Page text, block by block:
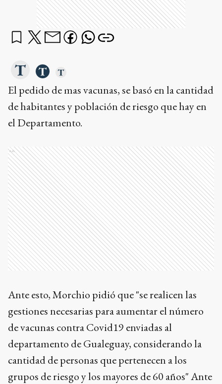
El pedido de mas vacunas, se basó en la cantidad
de habitantes y población de riesgo que hay en
el Departamento.
Ads
Ante esto, Morchio pidió que "se realicen las
gestiones necesarias para aumentar el número
de vacunas contra Covid19 enviadas al
departamento de Gualeguay, considerando la
cantidad de personas que pertenecen a los
grupos de riesgo y los mayores de 60 años"Ante